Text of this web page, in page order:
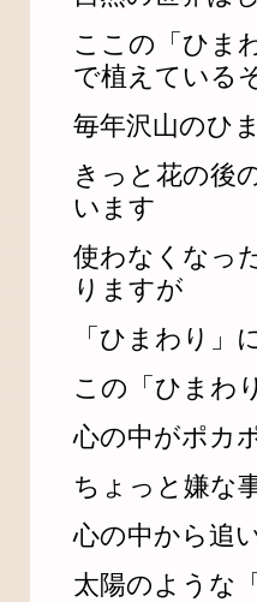
ここの「ひま
で植えている
毎年沢山のひ
きっと花の後
います
使わなくなっ
りますが
「ひまわり
この「ひまわ
心の中がポカ
ちょっと嫌な
心の中から追
太陽のような